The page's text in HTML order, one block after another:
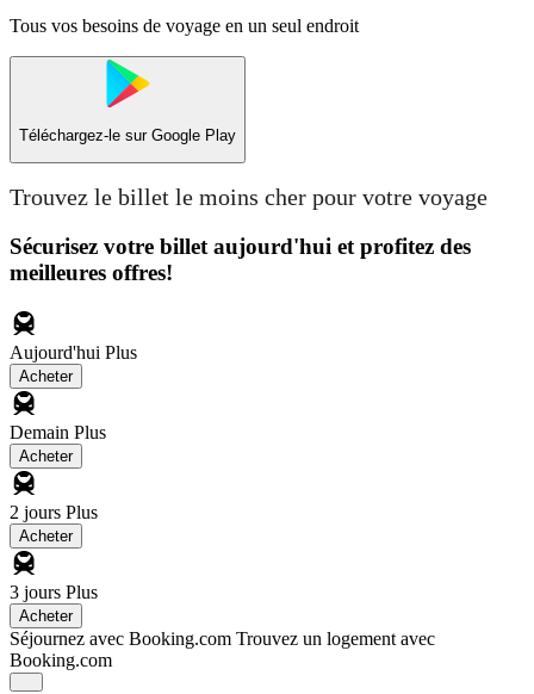
Tous vos besoins de voyage en un seul endroit
Téléchargez-le sur Google Play
Trouvez le billet le moins cher pour votre voyage
Sécurisez votre billet aujourd'hui et profitez des
meilleures offres!
Aujourd'hui Plus
Acheter
Demain Plus
Acheter
2 jours Plus
Acheter
3 jours Plus
Acheter
Séjournez avec Booking.com Trouvez un logement avec
Booking.com